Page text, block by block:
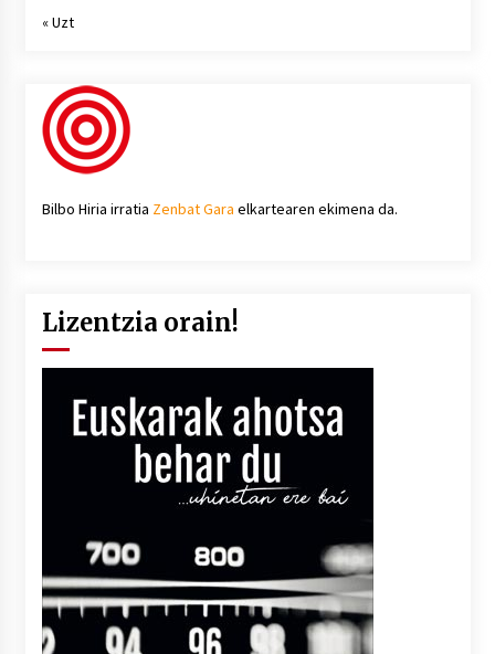
« Uzt
Bilbo Hiria irratia Zenbat Gara elkartearen ekimena da.
Lizentzia orain!